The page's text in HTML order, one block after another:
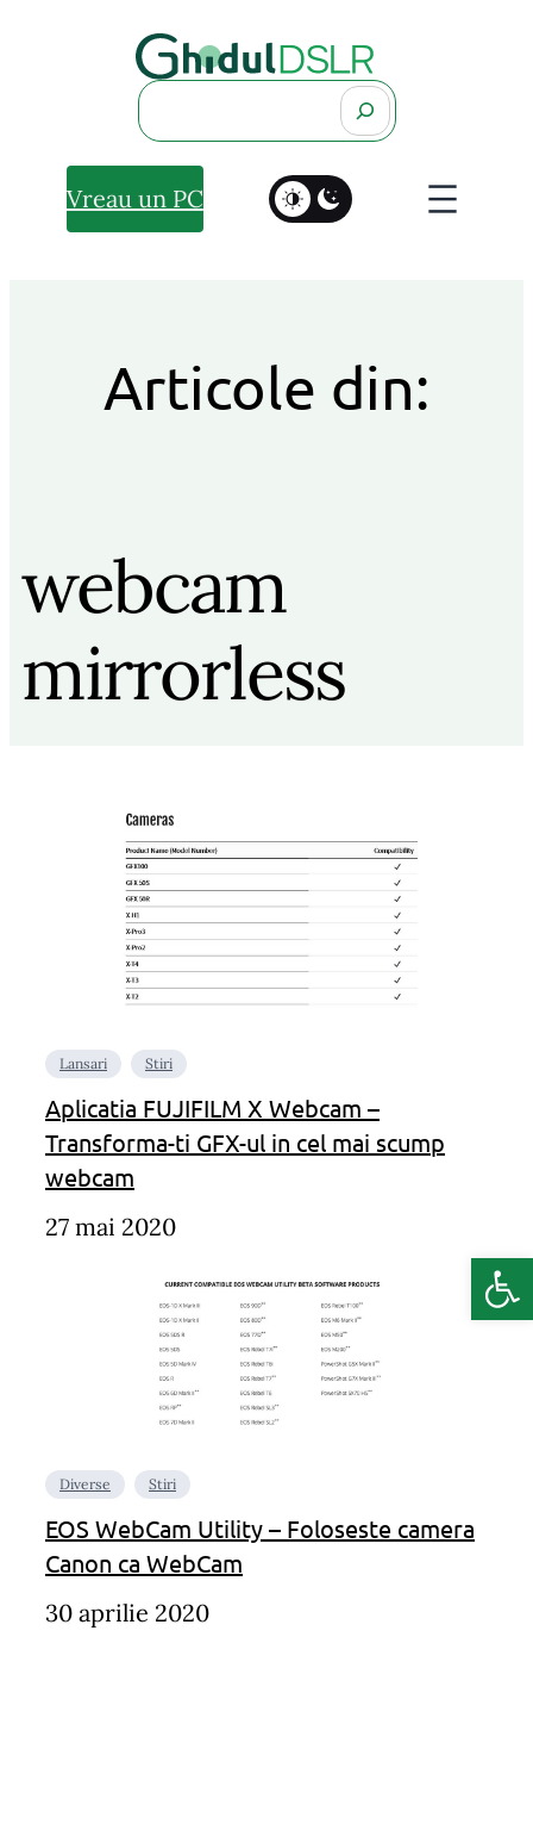
Search
Vreau un PC
Articole din:
webcam
mirrorless
Lansari Stiri
Aplicatia FUJIFILM X Webcam –
Transforma-ti GFX-ul in cel mai scump
webcam
27 mai 2020
Diverse Stiri
EOS WebCam Utility – Foloseste camera
Canon ca WebCam
30 aprilie 2020